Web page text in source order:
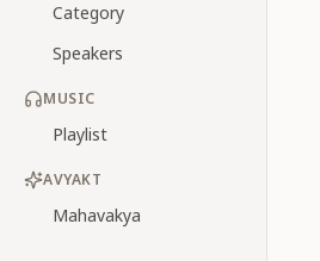
Category
Speakers
MUSIC
Playlist
AVYAKT
Mahavakya